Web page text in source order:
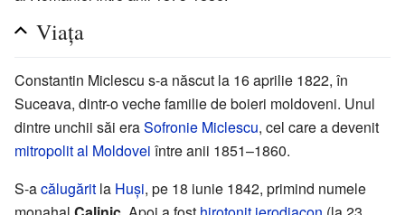
Viața
Constantin Miclescu s-a născut la 16 aprilie 1822, în
Suceava, dintr-o veche familie de boieri moldoveni. Unul
dintre unchii săi eraSofronie Miclescu, cel care a devenit
mitropolit al Moldovei între anii 1851–1860.
S-acălugărit la Huși, pe 18 iunie 1842, primind numele